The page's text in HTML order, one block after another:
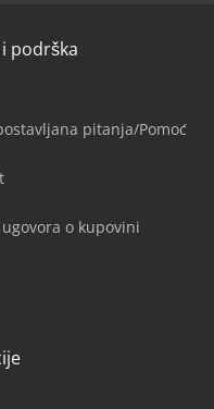
podrška
pitanja/Pomoć
o kupovini